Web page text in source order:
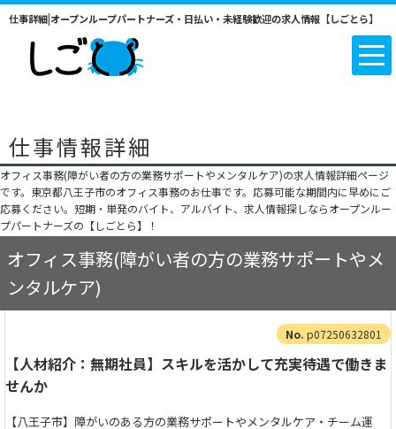
仕事詳細|オープンループパートナーズ・日払い・未経験歓迎の求人情報【しごとら】
仕事情報詳細
オフィス事務(障がい者の方の業務サポートやメンタルケア)の求人情報詳細ページ
です。東京都八王子市のオフィス事務のお仕事です。応募可能な期間内に早めにご
応募ください。短期・単発のバイト、アルバイト、求人情報探しならオープンルー
プパートナーズの【しごとら】！
オフィス事務(障がい者の方の業務サポートやメ
ンタルケア)
p07250632801
【人材紹介：無期社員】スキルを活かして充実待遇で働きま
せんか
【八王子市】障がいのある方の業務サポートやメンタルケア・チーム運